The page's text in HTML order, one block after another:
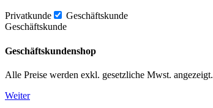
Privatkunde
Geschäftskunde
Geschäftskunde
Geschäftskundenshop
Alle Preise werden exkl. gesetzliche Mwst. angezeigt.
Weiter